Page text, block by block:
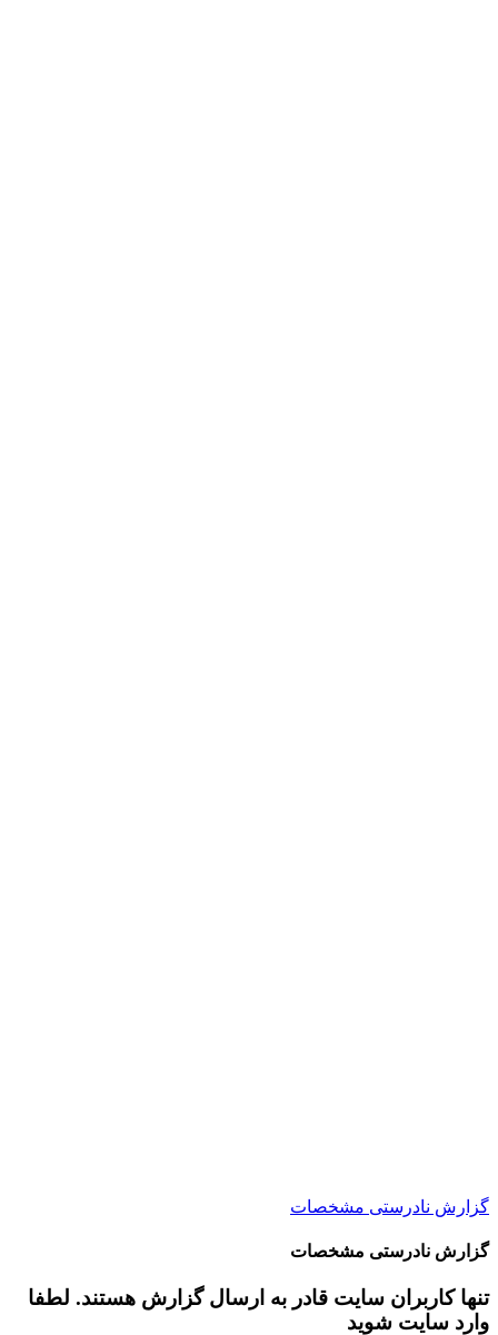
گزارش نادرستی مشخصات
گزارش نادرستی مشخصات
تنها کاربران سایت قادر به ارسال گزارش هستند. لطفا
وارد سایت شوید